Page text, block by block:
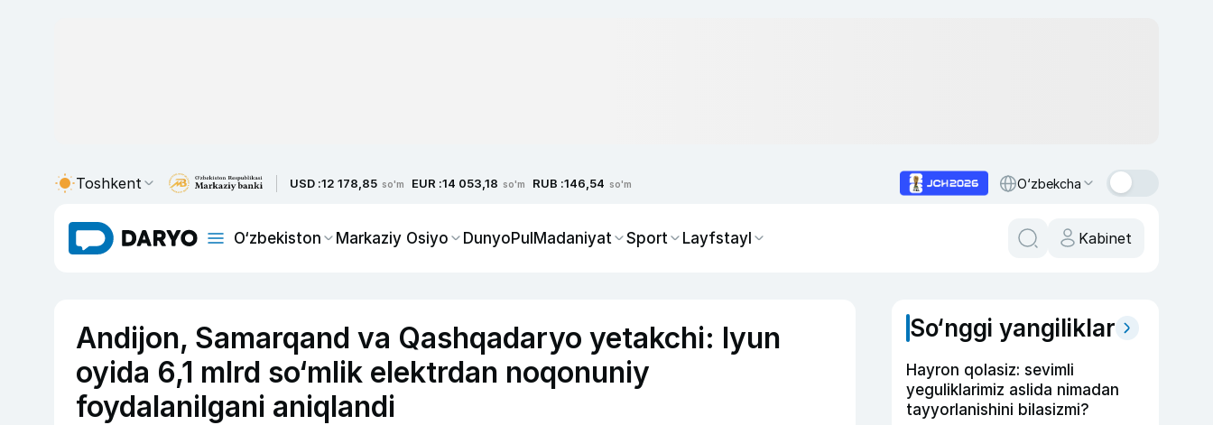
Toshkent USD :12 178,85 so'm EUR :14 053,18 so'm RUB :146,54 so'm O‘zbekcha
O‘zbekiston Markaziy Osiyo DunyoPulMadaniyat Sport Layfstayl Kabinet
Andijon, Samarqand va Qashqadaryo yetakchi: Iyun
oyida 6,1 mlrd so‘mlik elektrdan noqonuniy
foydalanilgani aniqlandi
So‘nggi yangiliklar
Hayron qolasiz: sevimli
yeguliklarimiz aslida nimadan
tayyorlanishini bilasizmi?